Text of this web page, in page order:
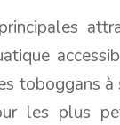
toboggans à
les plus